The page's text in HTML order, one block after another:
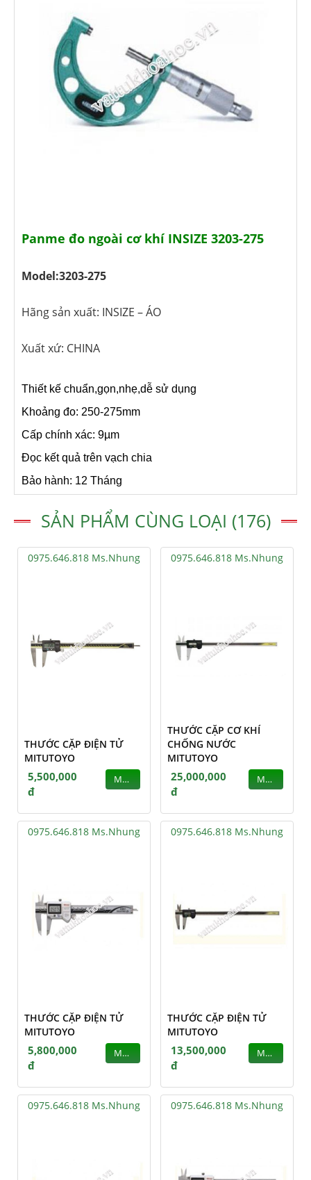
Panme đo ngoài cơ khí INSIZE 3203-275
Model:3203-275
Hãng sản xuất: INSIZE – ÁO
Xuất xứ: CHINA
Thiết kế chuẩn,gọn,nhẹ,dễ sử dụng
Khoảng đo: 250-275mm
Cấp chính xác: 9µm
Đọc kết quả trên vạch chia
Bảo hành: 12 Tháng
SẢN PHẨM CÙNG LOẠI (176)
0975.646.818 Ms.Nhung
THƯỚC CẶP ĐIỆN TỬ
MITUTOYO
5,500,000
đ
MUA
0975.646.818 Ms.Nhung
THƯỚC CẶP CƠ KHÍ
CHỐNG NƯỚC
MITUTOYO
25,000,000
đ
MUA
0975.646.818 Ms.Nhung
THƯỚC CẶP ĐIỆN TỬ
MITUTOYO
5,800,000
đ
MUA
0975.646.818 Ms.Nhung
THƯỚC CẶP ĐIỆN TỬ
MITUTOYO
13,500,000
đ
MUA
0975.646.818 Ms.Nhung 0975.646.818 Ms.Nhung